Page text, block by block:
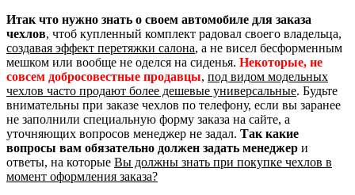
Итак что нужно знать о своем автомобиле для заказа
чехлов, чтоб купленный комплект радовал своего владельца,
создавая эффект перетяжки салона, а не висел бесформенным
мешком или вообще не оделся на сиденья. Некоторые, не
совсем добросовестные продавцы, под видом модельных
чехлов часто продают более дешевые универсальные. Будьте
внимательны при заказе чехлов по телефону, если вы заранее
не заполнили специальную форму заказа на сайте, а
уточняющих вопросов менеджер не задал. Так какие
вопросы вам обязательно должен задать менеджер и
ответы, на которые Вы должны знать при покупке чехлов в
момент оформления заказа?